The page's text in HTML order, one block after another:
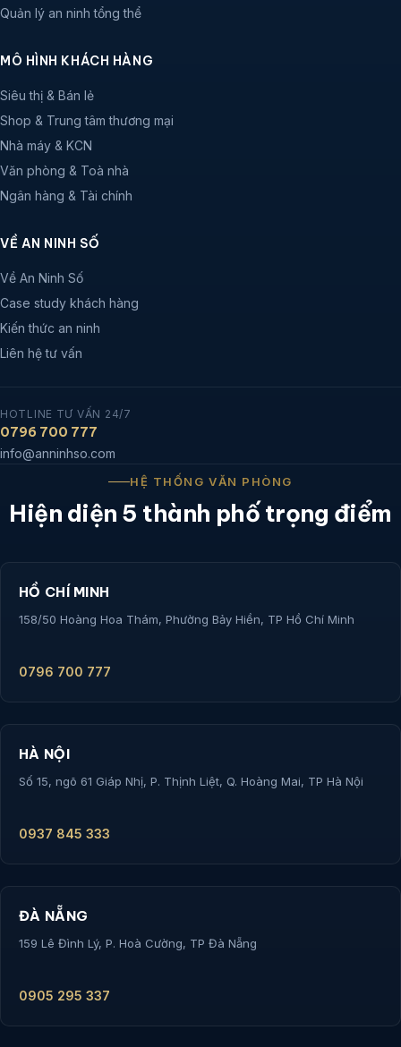
Quản lý an ninh tổng thể
MÔ HÌNH KHÁCH HÀNG
Siêu thị & Bán lẻ
Shop & Trung tâm thương mại
Nhà máy & KCN
Văn phòng & Toà nhà
Ngân hàng & Tài chính
VỀ AN NINH SỐ
Về An Ninh Số
Case study khách hàng
Kiến thức an ninh
Liên hệ tư vấn
HOTLINE TƯ VẤN 24/7
0796 700 777
info@anninhso.com
HỆ THỐNG VĂN PHÒNG
Hiện diện 5 thành phố trọng điểm
HỒ CHÍ MINH
158/50 Hoàng Hoa Thám, Phường Bảy Hiền, TP Hồ Chí Minh
0796 700 777
HÀ NỘI
Số 15, ngõ 61 Giáp Nhị, P. Thịnh Liệt, Q. Hoàng Mai, TP Hà Nội
0937 845 333
ĐÀ NẴNG
159 Lê Đình Lý, P. Hoà Cường, TP Đà Nẵng
0905 295 337